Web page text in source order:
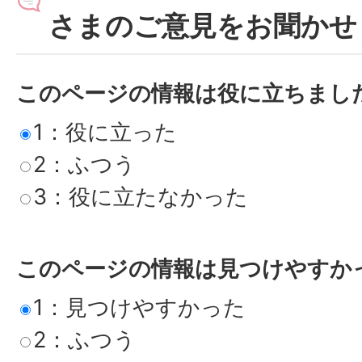
さまのご意見をお聞か
このページの情報は役に立ちまし
1：役に立った
2：ふつう
3：役に立たなかった
このページの情報は見つけやすか
1：見つけやすかった
2：ふつう